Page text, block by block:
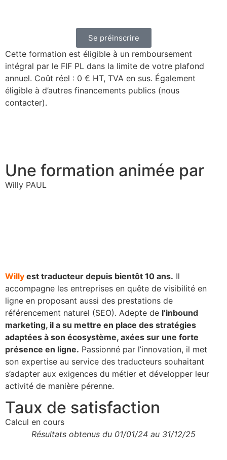
Se préinscrire
Cette formation est éligible à un remboursement
intégral par le FIF PL dans la limite de votre plafond
annuel. Coût réel : 0 € HT, TVA en sus. Également
éligible à d’autres financements publics (nous
contacter).
Une formation animée par
Willy PAUL
Willy est traducteur depuis bientôt 10 ans. Il
accompagne les entreprises en quête de visibilité en
ligne en proposant aussi des prestations de
référencement naturel (SEO). Adepte de l’inbound
marketing, il a su mettre en place des stratégies
adaptées à son écosystème, axées sur une forte
présence en ligne. Passionné par l’innovation, il met
son expertise au service des traducteurs souhaitant
s’adapter aux exigences du métier et développer leur
activité de manière pérenne.
Taux de satisfaction
Calcul en cours
Résultats obtenus du 01/01/24 au 31/12/25